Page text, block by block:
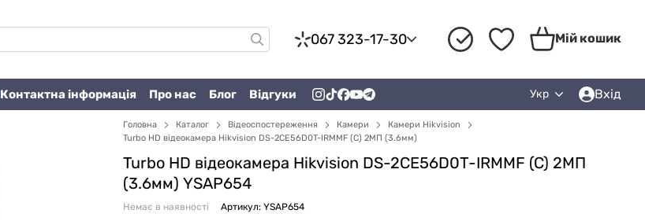
067 323-17-30 Мій кошик
Контактна інформація Про нас Блог Відгуки Укр Вхід
Головна Каталог Відеоспостереження Камери
Камери Hikvision
Turbo HD відеокамера Hikvision DS-2CE56D0T-IRMMF (C) 2МП (3.6мм)
Turbo HD відеокамера Hikvision DS-2CE56D0T-IRMMF (C) 2МП
(3.6мм) YSAP654
Немає в наявності Артикул: YSAP654